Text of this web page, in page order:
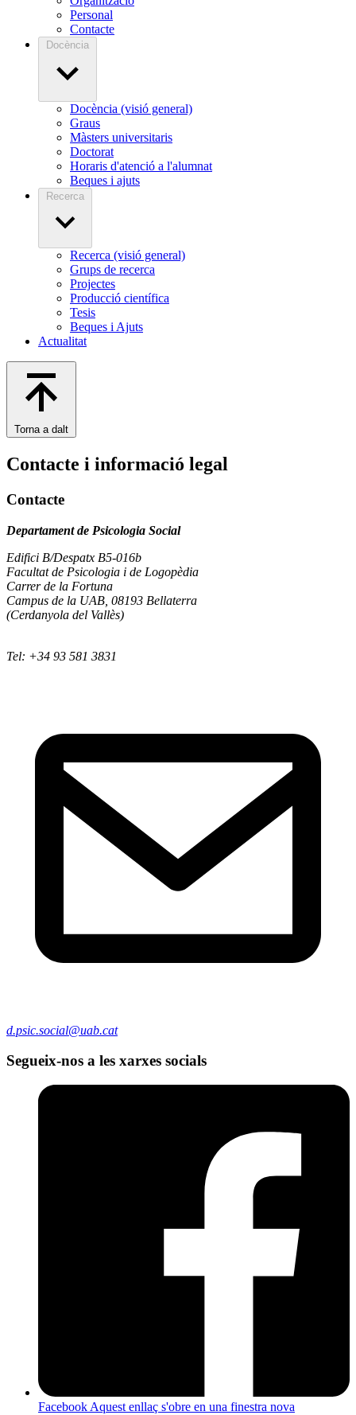
Personal
Contacte
Docència
Docència (visió general)
Graus
Màsters universitaris
Doctorat
Horaris d'atenció a l'alumnat
Beques i ajuts
Recerca
Recerca (visió general)
Grups de recerca
Projectes
Producció científica
Tesis
Beques i Ajuts
Actualitat
Torna a dalt
Contacte i informació legal
Contacte
Departament de Psicologia Social
Edifici B/Despatx B5-016b
Facultat de Psicologia i de Logopèdia
Carrer de la Fortuna
Campus de la UAB, 08193 Bellaterra
(Cerdanyola del Vallès)
Tel: +34 93 581 3831
d.psic.social@uab.cat
Segueix-nos a les xarxes socials
Facebook Aquest enllaç s'obre en una finestra nova